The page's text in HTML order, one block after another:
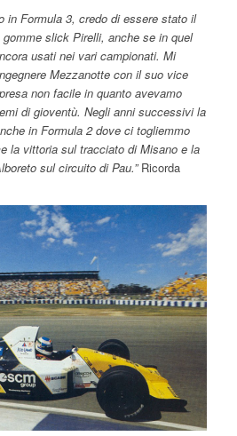
in Formula 3, credo di essere stato il
slick Pirelli, anche se in quel
usati nei vari campionati. Mi
Mezzanotte con il suo vice
non facile in quanto avevamo
di gioventù. Negli anni successivi la
in Formula 2 dove ci togliemmo
la vittoria sul tracciato di Misano e la
sul circuito di Pau.”Ricorda